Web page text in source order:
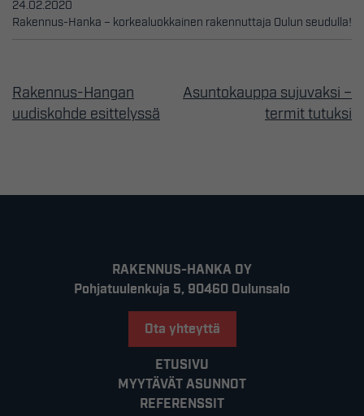
24.02.2020
Rakennus-Hanka – korkealuokkainen rakennuttaja Oulun seudulla!
Artikkelien
Rakennus-Hangan
uudiskohde esittelyssä
Asuntokauppa sujuvaksi –
termit tutuksi
RAKENNUS-HANKA OY
Pohjatuulenkuja 5, 90460 Oulunsalo
Ota yhteyttä
ETUSIVU
MYYTÄVÄT ASUNNOT
REFERENSSIT